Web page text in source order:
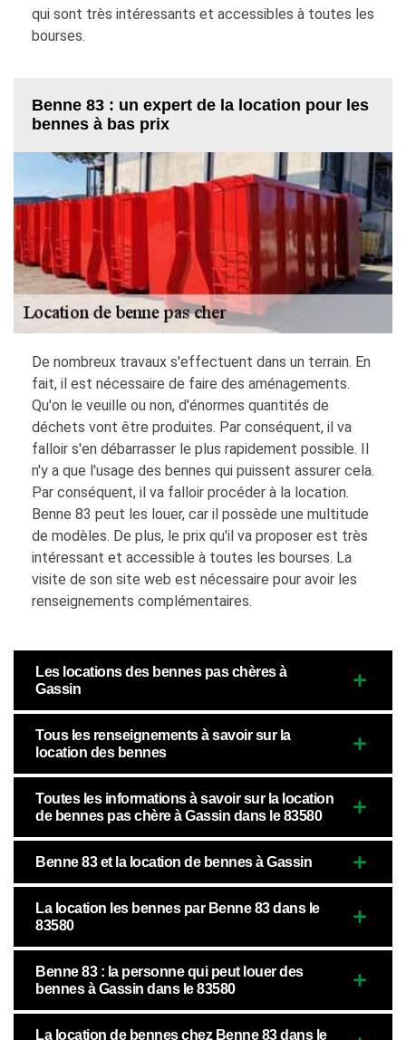
qui sont très intéressants et accessibles à toutes les
bourses.
Benne 83 : un expert de la location pour les
bennes à bas prix
De nombreux travaux s'effectuent dans un terrain. En
fait, il est nécessaire de faire des aménagements.
Qu'on le veuille ou non, d'énormes quantités de
déchets vont être produites. Par conséquent, il va
falloir s'en débarrasser le plus rapidement possible. Il
n'y a que l'usage des bennes qui puissent assurer cela.
Par conséquent, il va falloir procéder à la location.
Benne 83 peut les louer, car il possède une multitude
de modèles. De plus, le prix qu'il va proposer est très
intéressant et accessible à toutes les bourses. La
visite de son site web est nécessaire pour avoir les
renseignements complémentaires.
Les locations des bennes pas chères à
Gassin
Tous les renseignements à savoir sur la
location des bennes
Toutes les informations à savoir sur la location
de bennes pas chère à Gassin dans le 83580
Benne 83 et la location de bennes à Gassin
La location les bennes par Benne 83 dans le
83580
Benne 83 : la personne qui peut louer des
bennes à Gassin dans le 83580
La location de bennes chez Benne 83 dans le